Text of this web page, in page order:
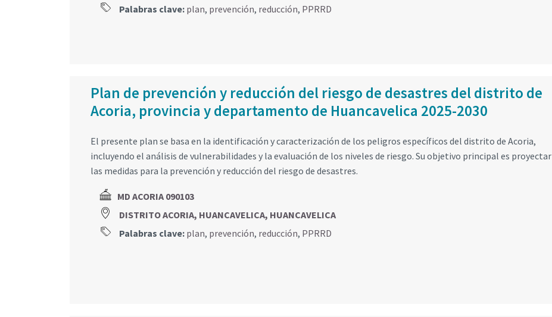
Palabras clave: plan, prevención, reducción, PPRRD
Plan de prevención y reducción del riesgo de desastres del distrito de
Acoria, provincia y departamento de Huancavelica 2025-2030
El presente plan se basa en la identificación y caracterización de los peligros específicos del distrito de Acoria,
incluyendo el análisis de vulnerabilidades y la evaluación de los niveles de riesgo. Su objetivo principal es proyectar
las medidas para la prevención y reducción del riesgo de desastres.
MD ACORIA 090103
DISTRITO ACORIA, HUANCAVELICA, HUANCAVELICA
Palabras clave: plan, prevención, reducción, PPRRD